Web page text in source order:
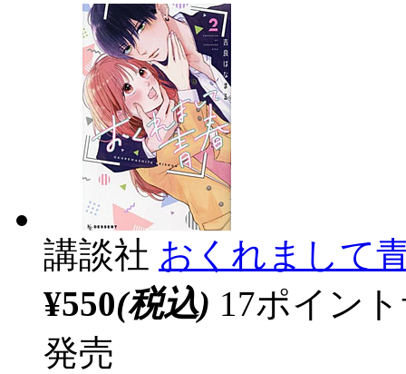
講談社 おくれまして
¥550(税込) 17ポイン
発売